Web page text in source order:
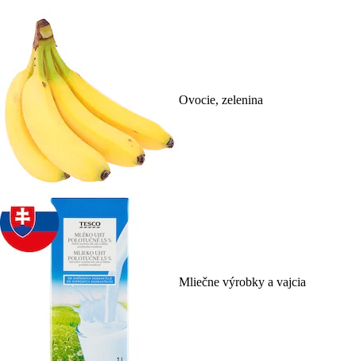
Ovocie, zelenina
Mliečne výrobky a vajcia